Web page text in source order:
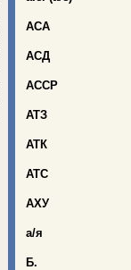
АСА
АСД
АССР
АТЗ
АТК
АТС
АХУ
а/я
Б.